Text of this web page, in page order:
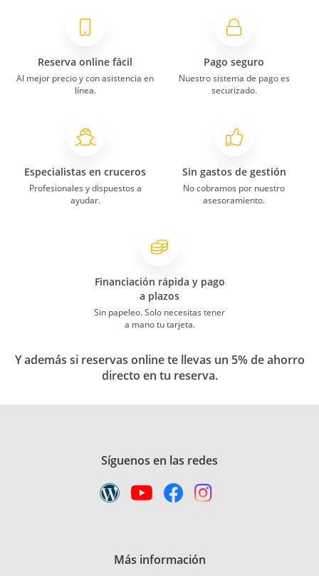
Reserva online fácil
Al mejor precio y con asistencia en
línea.
Pago seguro
Nuestro sistema de pago es
securizado.
Especialistas en cruceros
Profesionales y dispuestos a
ayudar.
Sin gastos de gestión
No cobramos por nuestro
asesoramiento.
Financiación rápida y pago
a plazos
Sin papeleo. Solo necesitas tener
a mano tu tarjeta.
Y además si reservas online te llevas un 5% de ahorro
directo en tu reserva.
Síguenos en las redes
Más información